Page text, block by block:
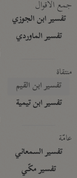
جمع الأقوال
تفسير ابن الجوزي
تفسير الماوردي
منتقاة
تفسير ابن القيم
تفسير ابن تيمية
عامّة
تفسير السمعاني
تفسير مكّي